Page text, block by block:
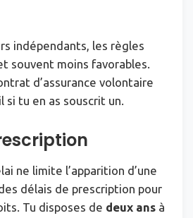
indépendants, les règles
souvent moins favorables.
d’assurance volontaire
si tu en as souscrit un.
ne limite l’apparition d’une
délais de prescription pour
Tu disposes de deux ans à